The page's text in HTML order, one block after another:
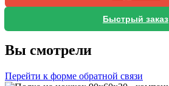
Быстрый заказ
Вы смотрели
Перейти к форме обратной связи